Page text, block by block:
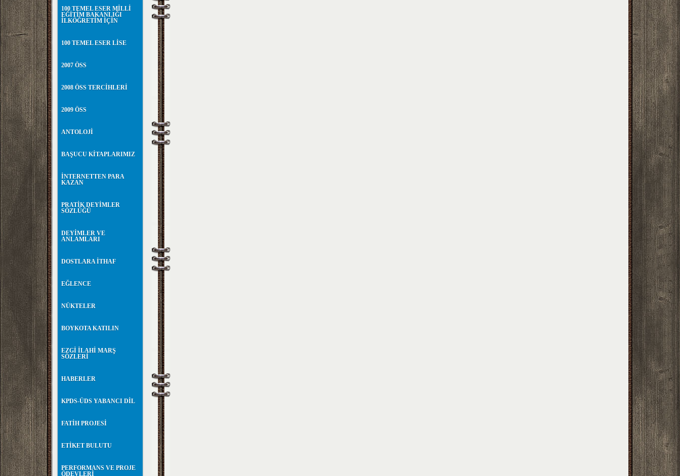
100 TEMEL ESER MİLLİ
EĞİTİM BAKANLIĞI
İLKÖĞRETİM İÇİN
100 TEMEL ESER LİSE
2007 ÖSS
2008 ÖSS TERCİHLERİ
2009 ÖSS
ANTOLOJİ
BAŞUCU KİTAPLARIMIZ
İNTERNETTEN PARA
KAZAN
PRATİK DEYİMLER
SÖZLÜĞÜ
DEYİMLER VE
ANLAMLARI
DOSTLARA İTHAF
EĞLENCE
NÜKTELER
BOYKOTA KATILIN
EZGİ İLAHİ MARŞ
SÖZLERİ
HABERLER
KPDS-ÜDS YABANCI DİL
FATİH PROJESİ
ETİKET BULUTU
PERFORMANS VE PROJE
ÖDEVLERİ